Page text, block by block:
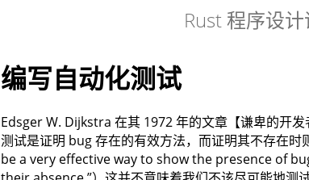
Rust 程序设
编写自动化测试
Edsger W. Dijkstra 在其 1972 年的文章【谦卑的开
测试是证明 bug 存在的有效方法，而证明其不存在
be a very effective way to show the presence of